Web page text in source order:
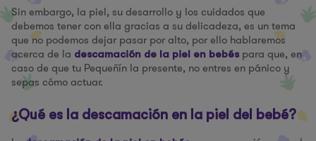
Sin embargo, la piel, su desarrollo y los cuidados que
debemos tener con ella gracias a su delicadeza, es un tema
que no podemos dejar pasar por alto, por ello hablaremos
acerca de la descamación de la piel en bebés para que, en
caso de que tu Pequeñín la presente, no entres en pánico y
sepas cómo actuar.
¿Qué es la descamación en la piel del bebé?